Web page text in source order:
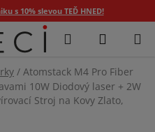
s 10% slevou TEĎ HNED!
Hledat
/ Atomstack M4 Pro Fiber
10W Diodový laser + 2W
Stroj na Kovy Zlato,